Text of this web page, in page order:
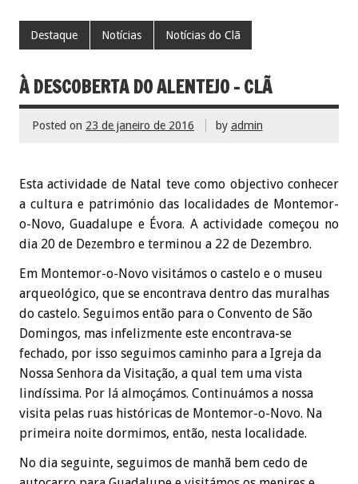
Destaque Notícias Notícias do Clã
À DESCOBERTA DO ALENTEJO – CLÃ
Posted on 23 de janeiro de 2016 by admin
Esta actividade de Natal teve como objectivo conhecer
a cultura e património das localidades de Montemor-
o-Novo, Guadalupe e Évora. A actividade começou no
dia 20 de Dezembro e terminou a 22 de Dezembro.
Em Montemor-o-Novo visitámos o castelo e o museu
arqueológico, que se encontrava dentro das muralhas
do castelo. Seguimos então para o Convento de São
Domingos, mas infelizmente este encontrava-se
fechado, por isso seguimos caminho para a Igreja da
Nossa Senhora da Visitação, a qual tem uma vista
lindíssima. Por lá almoçámos. Continuámos a nossa
visita pelas ruas históricas de Montemor-o-Novo. Na
primeira noite dormimos, então, nesta localidade.
No dia seguinte, seguimos de manhã bem cedo de